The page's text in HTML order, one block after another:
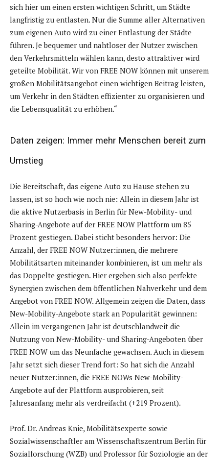
sich hier um einen ersten wichtigen Schritt, um Städte
langfristig zu entlasten. Nur die Summe aller Alternativen
zum eigenen Auto wird zu einer Entlastung der Städte
führen. Je bequemer und nahtloser der Nutzer zwischen
den Verkehrsmitteln wählen kann, desto attraktiver wird
geteilte Mobilität. Wir von FREE NOW können mit unserem
großen Mobilitätsangebot einen wichtigen Beitrag leisten,
um Verkehr in den Städten effizienter zu organisieren und
die Lebensqualität zu erhöhen.“
Daten zeigen: Immer mehr Menschen bereit zum
Umstieg
Die Bereitschaft, das eigene Auto zu Hause stehen zu
lassen, ist so hoch wie noch nie: Allein in diesem Jahr ist
die aktive Nutzerbasis in Berlin für New-Mobility- und
Sharing-Angebote auf der FREE NOW Plattform um 85
Prozent gestiegen. Dabei sticht besonders hervor: Die
Anzahl, der FREE NOW Nutzer:innen, die mehrere
Mobilitätsarten miteinander kombinieren, ist um mehr als
das Doppelte gestiegen. Hier ergeben sich also perfekte
Synergien zwischen dem öffentlichen Nahverkehr und dem
Angebot von FREE NOW. Allgemein zeigen die Daten, dass
New-Mobility-Angebote stark an Popularität gewinnen:
Allein im vergangenen Jahr ist deutschlandweit die
Nutzung von New-Mobility- und Sharing-Angeboten über
FREE NOW um das Neunfache gewachsen. Auch in diesem
Jahr setzt sich dieser Trend fort: So hat sich die Anzahl
neuer Nutzer:innen, die FREE NOWs New-Mobility-
Angebote auf der Plattform ausprobieren, seit
Jahresanfang mehr als verdreifacht (+219 Prozent).
Prof. Dr. Andreas Knie, Mobilitätsexperte sowie
Sozialwissenschaftler am Wissenschaftszentrum Berlin für
Sozialforschung (WZB) und Professor für Soziologie an der